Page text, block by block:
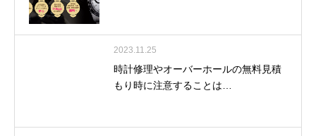
2023.11.25
時計修理やオーバーホールの無料見積
もり時に注意することは…